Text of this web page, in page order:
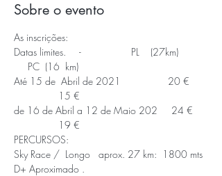
Sobre o evento
As inscrições:
Datas limites.     -                  PL    (27km)
PC  (16  km)
Até 15 de  Abril de 2021                 20 €
15 €
de 16 de Abril a 12 de Maio 202     24 €
19 €
PERCURSOS:
Sky Race /  Longo   aprox. 27 km:  1800 mts
D+ Aproximado .